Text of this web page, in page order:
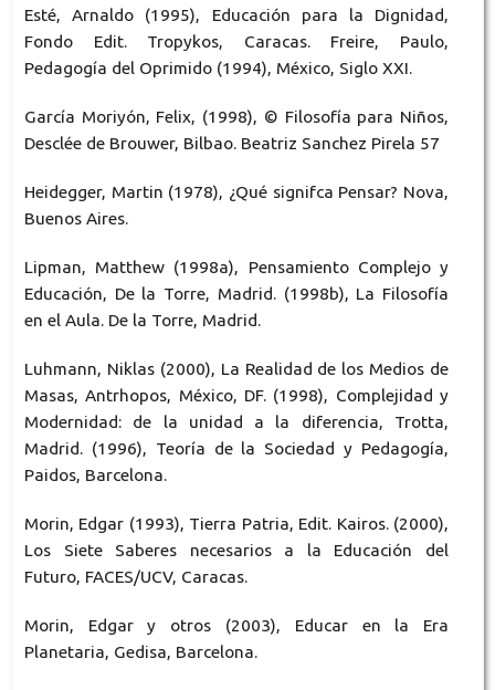
Esté, Arnaldo (1995), Educación para la Dignidad,
Fondo Edit. Tropykos, Caracas. Freire, Paulo,
Pedagogía del Oprimido (1994), México, Siglo XXI.
García Moriyón, Felix, (1998), © Filosofía para Niños,
Desclée de Brouwer, Bilbao. Beatriz Sanchez Pirela 57
Heidegger, Martin (1978), ¿Qué signifca Pensar? Nova,
Buenos Aires.
Lipman, Matthew (1998a), Pensamiento Complejo y
Educación, De la Torre, Madrid. (1998b), La Filosofía
en el Aula. De la Torre, Madrid.
Luhmann, Niklas (2000), La Realidad de los Medios de
Masas, Antrhopos, México, DF. (1998), Complejidad y
Modernidad: de la unidad a la diferencia, Trotta,
Madrid. (1996), Teoría de la Sociedad y Pedagogía,
Paidos, Barcelona.
Morin, Edgar (1993), Tierra Patria, Edit. Kairos. (2000),
Los Siete Saberes necesarios a la Educación del
Futuro, FACES/UCV, Caracas.
Morin, Edgar y otros (2003), Educar en la Era
Planetaria, Gedisa, Barcelona.